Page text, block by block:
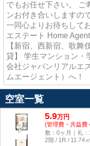
でもお任せ下さい。 ご
ンお付き合いしますの
一同心よりお待ちして
エステート Home
【新宿、西新宿、歌舞
貸】 学生マンション・
会社ジャパンリアルエ
ムエージェント）へ！
空室一覧
5.9万円
(管理費・共益費
敷：0ヶ月｜礼：
2階 / 1R / 11.74㎡